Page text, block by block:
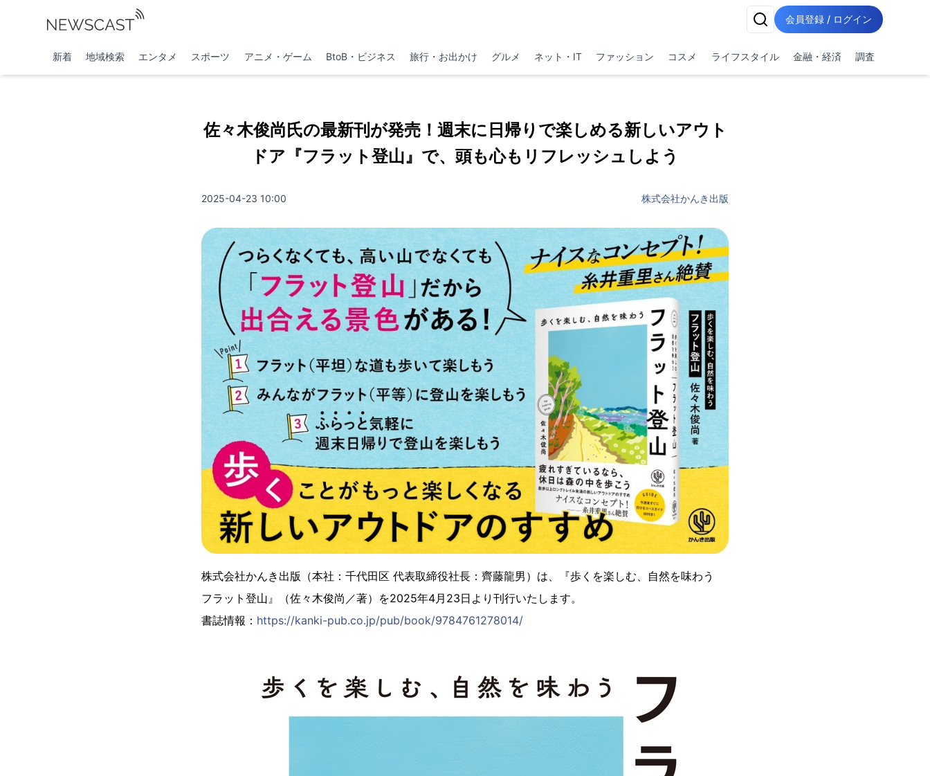
会員登録 / ログイン
新着 地域検索 エンタメ スポーツ アニメ・ゲーム BtoB・ビジネス 旅行・お出かけ グルメ ネット・IT ファッション コスメ ライフスタイル 金融・経済 調査
佐々木俊尚氏の最新刊が発売！週末に日帰りで楽しめる新しいアウト
ドア『フラット登山』で、頭も心もリフレッシュしよう
2025-04-23 10:00 株式会社かんき出版
株式会社かんき出版（本社：千代田区 代表取締役社長：齊藤龍男）は、『歩くを楽しむ、自然を味わう
フラット登山』（佐々木俊尚／著）を2025年4月23日より刊行いたします。
書誌情報： https://kanki-pub.co.jp/pub/book/9784761278014/